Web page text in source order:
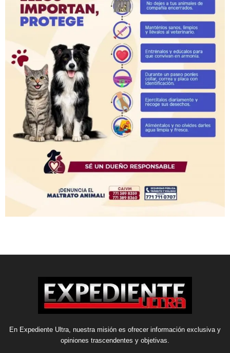
En Expediente Ultra, nuestra misión es ofrecer información exclusiva y
opiniones trascendentes y objetivas.